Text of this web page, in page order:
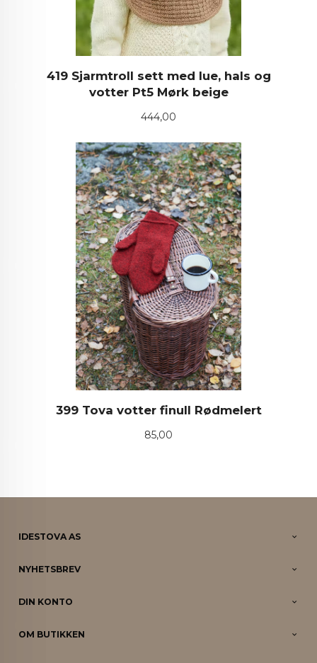
419 Sjarmtroll sett med lue, hals og
votter Pt5 Mørk beige
Pris
444,00
399 Tova votter finull Rødmelert
Pris
85,00
IDESTOVA AS
NYHETSBREV
DIN KONTO
OM BUTIKKEN